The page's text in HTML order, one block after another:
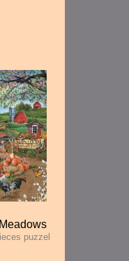
puzzel